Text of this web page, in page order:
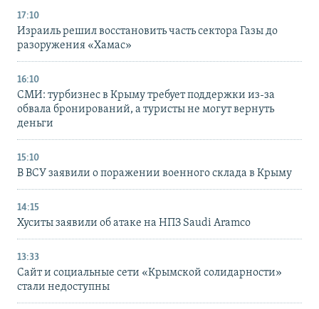
17:10
Израиль решил восстановить часть сектора Газы до
разоружения «Хамас»
16:10
СМИ: турбизнес в Крыму требует поддержки из-за
обвала бронирований, а туристы не могут вернуть
деньги
15:10
В ВСУ заявили о поражении военного склада в Крыму
14:15
Хуситы заявили об атаке на НПЗ Saudi Aramco
13:33
Сайт и социальные сети «Крымской солидарности»
стали недоступны